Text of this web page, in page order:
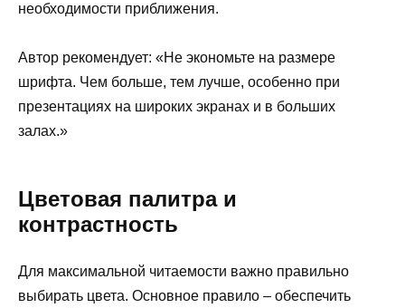
необходимости приближения.
Автор рекомендует: «Не экономьте на размере
шрифта. Чем больше, тем лучше, особенно при
презентациях на широких экранах и в больших
залах.»
Цветовая палитра и
контрастность
Для максимальной читаемости важно правильно
выбирать цвета. Основное правило – обеспечить